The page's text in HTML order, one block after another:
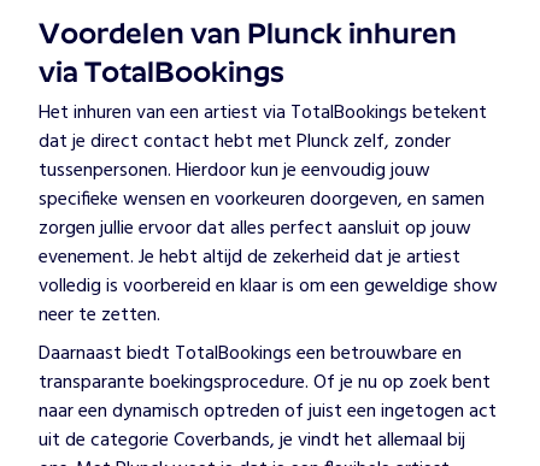
Voordelen van Plunck inhuren
via TotalBookings
Het inhuren van een artiest via TotalBookings betekent
dat je direct contact hebt met Plunck zelf, zonder
tussenpersonen. Hierdoor kun je eenvoudig jouw
specifieke wensen en voorkeuren doorgeven, en samen
zorgen jullie ervoor dat alles perfect aansluit op jouw
evenement. Je hebt altijd de zekerheid dat je artiest
volledig is voorbereid en klaar is om een geweldige show
neer te zetten.
Daarnaast biedt TotalBookings een betrouwbare en
transparante boekingsprocedure. Of je nu op zoek bent
naar een dynamisch optreden of juist een ingetogen act
uit de categorie Coverbands, je vindt het allemaal bij